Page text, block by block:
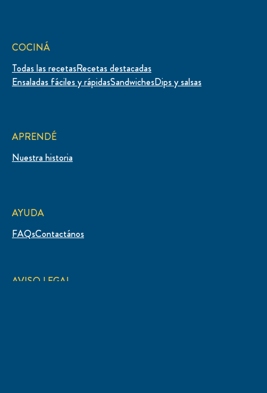
COCINÁ
Todas las recetasRecetas destacadas
Ensaladas fáciles y rápidasSandwichesDips y salsas
APRENDÉ
Nuestra historia
AYUDA
FAQsContactános
AVISO LEGAL